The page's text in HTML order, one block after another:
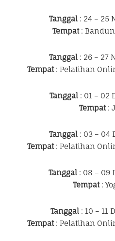
Tanggal: 24 – 25
Tempat:
Tanggal : 26 – 27
Tempat: Pelatihan
Tanggal: 01 – 02
Tempat:
Tanggal: 03 – 04
Tempat: Pelatihan
Tanggal : 08 – 09
Tempat:
Tanggal : 10 – 11
Tempat: Pelatihan